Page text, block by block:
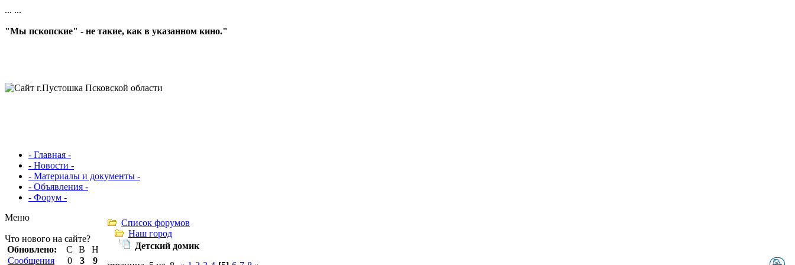
... ...
"Мы пскопские" - не такие, как в указанном кино."
- Главная -
- Новости -
- Материалы и документы -
- Объявления -
- Форум -
Меню
Что нового на сайте?
Обновлено:
С В
Н
Сообщения
0 3
9
Список форумов
Наш город
Детский домик